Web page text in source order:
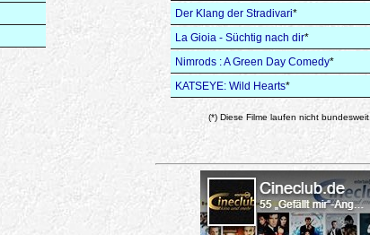
Der Klang der Stradivari*
La Gioia - Süchtig nach dir*
Nimrods : A Green Day Comedy*
KATSEYE: Wild Hearts*
(*) Diese Filme laufen nicht bundesweit.